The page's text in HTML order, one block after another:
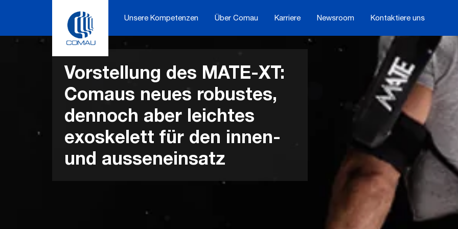
Unsere Kompetenzen Über Comau Karriere Newsroom Kontaktiere uns
Vorstellung des MATE-XT:
Comaus neues robustes,
dennoch aber leichtes
exoskelett für den innen-
und ausseneinsatz